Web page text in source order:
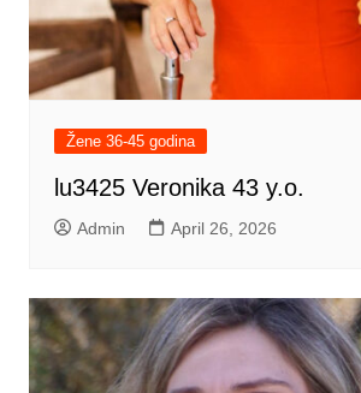
Žene 36-45 godina
lu3425 Veronika 43 y.o.
Admin April 26, 2026